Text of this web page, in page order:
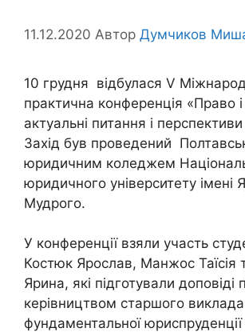
11.12.2020 Автор Думчиков
10 грудня відбулася V
практична конференція «Право і
актуальні питання і
Захід був проведений
юридичним коледжем
юридичного університету імені
Мудрого.
У конференції взяли участь
Костюк Ярослав, Манжос Таїсія
Ярина, які підготували доповіді
керівництвом старшого
фундаментальної